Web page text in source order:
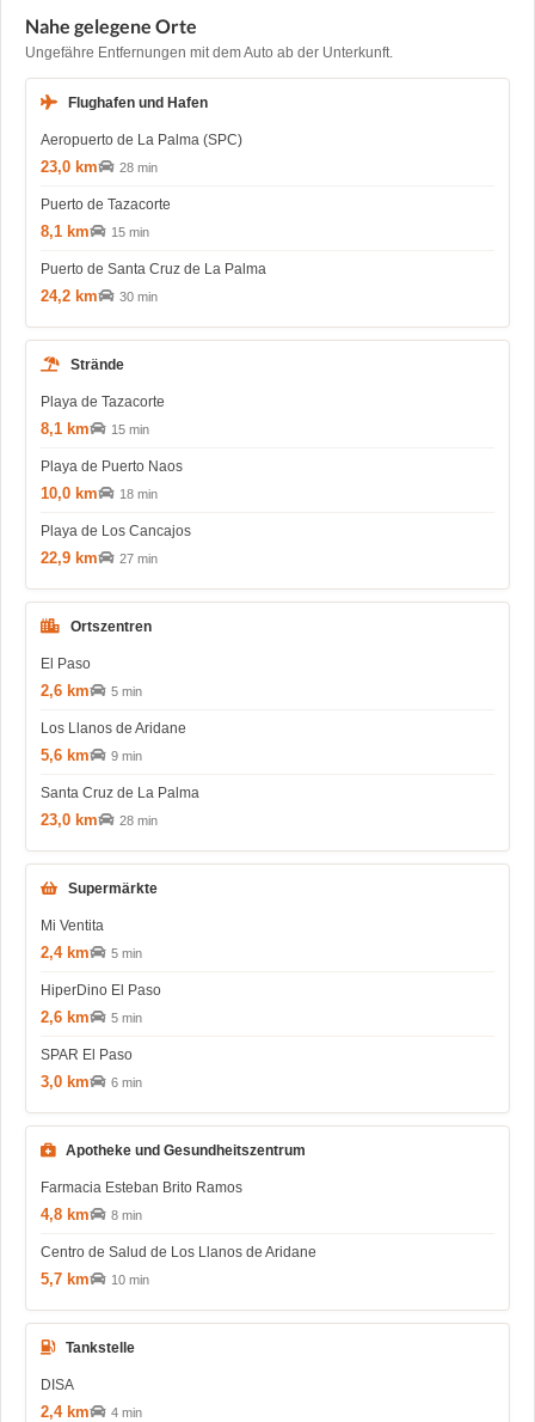
Nahe gelegene Orte
Ungefähre Entfernungen mit dem Auto ab der Unterkunft.
Flughafen und Hafen
Aeropuerto de La Palma (SPC)
23,0 km 28 min
Puerto de Tazacorte
8,1 km 15 min
Puerto de Santa Cruz de La Palma
24,2 km 30 min
Strände
Playa de Tazacorte
8,1 km 15 min
Playa de Puerto Naos
10,0 km 18 min
Playa de Los Cancajos
22,9 km 27 min
Ortszentren
El Paso
2,6 km 5 min
Los Llanos de Aridane
5,6 km 9 min
Santa Cruz de La Palma
23,0 km 28 min
Supermärkte
Mi Ventita
2,4 km 5 min
HiperDino El Paso
2,6 km 5 min
SPAR El Paso
3,0 km 6 min
Apotheke und Gesundheitszentrum
Farmacia Esteban Brito Ramos
4,8 km 8 min
Centro de Salud de Los Llanos de Aridane
5,7 km 10 min
Tankstelle
DISA
2,4 km 4 min